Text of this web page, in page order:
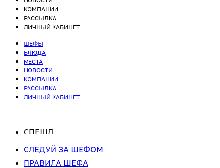
КОМПАНИИ
РАССЫЛКА
ЛИЧНЫЙ КАБИНЕТ
ШЕФЫ
БЛЮДА
МЕСТА
НОВОСТИ
КОМПАНИИ
РАССЫЛКА
ЛИЧНЫЙ КАБИНЕТ
СПЕШЛ
СЛЕДУЙ ЗА ШЕФОМ
ПРАВИЛА ШЕФА